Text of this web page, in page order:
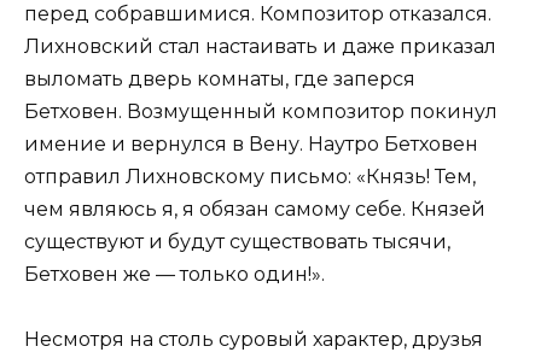
перед собравшимися. Композитор отказался.
Лихновский стал настаивать и даже приказал
выломать дверь комнаты, где заперся
Бетховен. Возмущенный композитор покинул
имение и вернулся в Вену. Наутро Бетховен
отправил Лихновскому письмо: «Князь! Тем,
чем являюсь я, я обязан самому себе. Князей
существуют и будут существовать тысячи,
Бетховен же — только один!».
Несмотря на столь суровый характер, друзья